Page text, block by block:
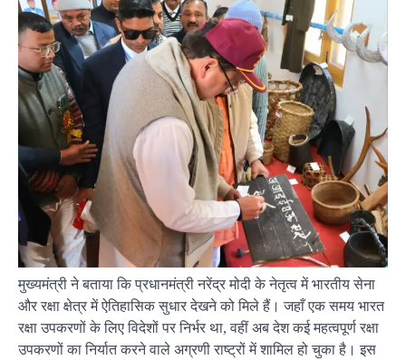
मुख्यमंत्री ने बताया कि प्रधानमंत्री नरेंद्र मोदी के नेतृत्व में भारतीय सेना
और रक्षा क्षेत्र में ऐतिहासिक सुधार देखने को मिले हैं। जहाँ एक समय भारत
रक्षा उपकरणों के लिए विदेशों पर निर्भर था, वहीं अब देश कई महत्वपूर्ण रक्षा
उपकरणों का निर्यात करने वाले अग्रणी राष्ट्रों में शामिल हो चुका है। इस